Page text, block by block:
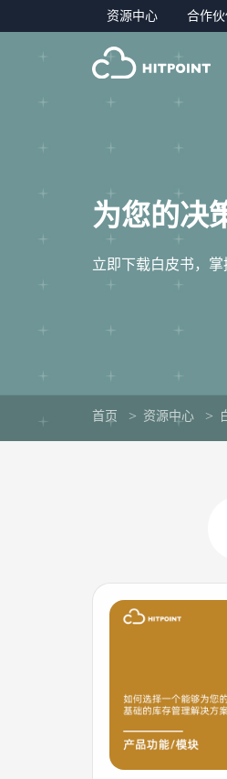
资源中心 合作伙
为您的决
立即下载白皮书，掌
首页 资源中心